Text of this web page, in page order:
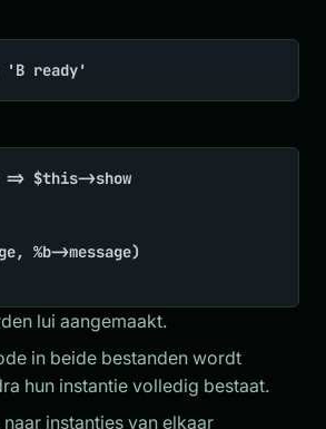
'B ready'
$this->show
%b->message)
lui aangemaakt.
in beide bestanden wordt
hun instantie volledig bestaat.
instanties van elkaar